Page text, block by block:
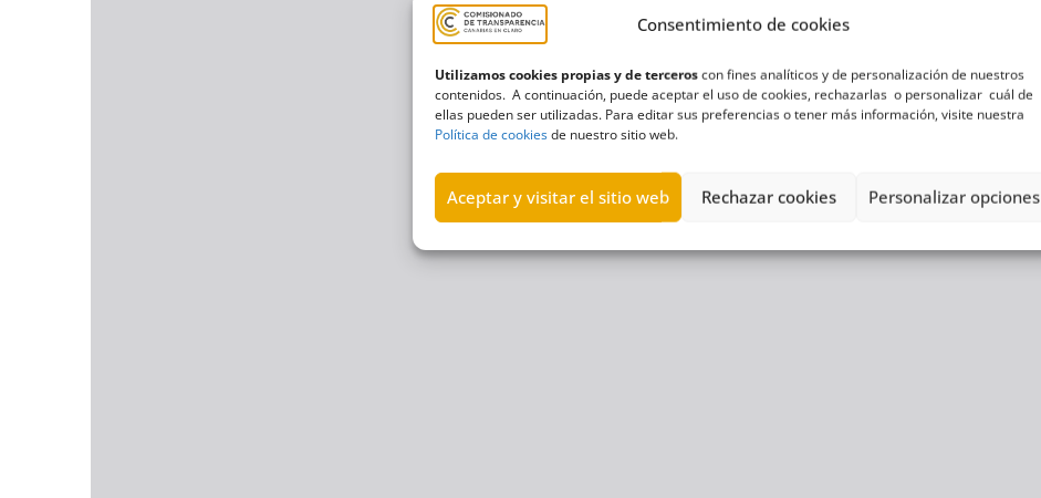
Consentimiento de cookies
Utilizamos cookies propias y de terceroscon fines analíticos y de personalización de nuestros
contenidos. A continuación, puede aceptar el uso de cookies, rechazarlas o personalizar cuál de
ellas pueden ser utilizadas. Para editar sus preferencias o tener más información, visite nuestra
Política de cookiesde nuestro sitio web.
Aceptar y visitar el sitio web Rechazar cookies Personalizar opciones